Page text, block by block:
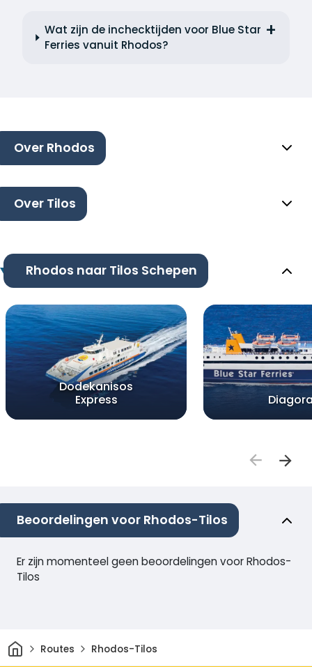
Wat zijn de inchecktijden voor Blue Star
Ferries vanuit Rhodos?
Over Rhodos
Over Tilos
Rhodos naar Tilos Schepen
Dodekanisos
Express
Beoordelingen voor Rhodos-Tilos
Er zijn momenteel geen beoordelingen voor Rhodos-
Tilos
ThuisRoutes Rhodos-Tilos